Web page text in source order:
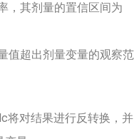
，其剂量的置信区间为
值超出剂量变量的观察范
将对结果进行反转换，并